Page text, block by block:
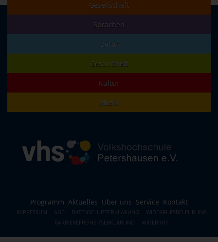
Gesellschaft
Sprachen
Beruf
Gesundheit
Kultur
Musik
Programm Aktuelles Über uns Service Kontakt
IMPRESSUM AGB DATENSCHUTZERKLÄRUNG
WIDERRUFSBELEHRUNG
BARRIEREFREIHEITSERKLÄRUNG
WIDERRUF